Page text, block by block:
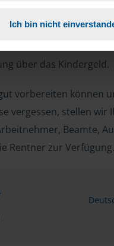
Ich bin nicht
Dazu gehört
der
über das Kindergeld.
vorbereiten können
vergessen, stellen wir
Beamte,
Rentner zur Verfügung.